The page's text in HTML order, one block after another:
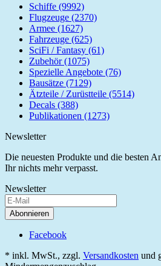
Schiffe (9992)
Flugzeuge (2370)
Armee (1627)
Fahrzeuge (625)
SciFi / Fantasy (61)
Zubehör (1075)
Spezielle Angebote (76)
Bausätze (7129)
Ätzteile / Zurüstteile (5514)
Decals (388)
Publikationen (1273)
Newsletter
Die neuesten Produkte und die besten
Ihr nichts mehr verpasst.
Newsletter
Abonnieren
Facebook
* inkl. MwSt., zzgl. Versandkosten und